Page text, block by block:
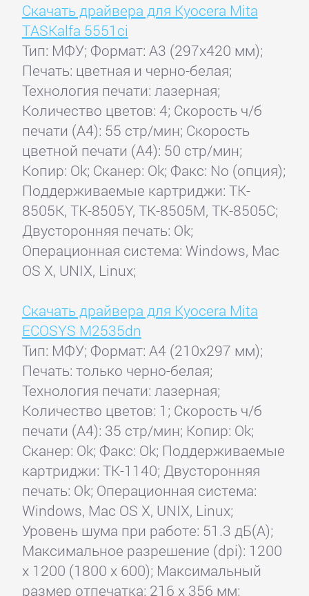
Скачать драйвера для Kyocera Mita
TASKalfa 5551ci
Тип: МФУ; Формат: A3 (297x420 мм);
Печать: цветная и черно-белая;
Технология печати: лазерная;
Количество цветов: 4; Скорость ч/б
печати (А4): 55 стр/мин; Скорость
цветной печати (А4): 50 стр/мин;
Копир: Ok; Сканер: Ok; Факс: No (опция);
Поддерживаемые картриджи: TK-
8505K, TK-8505Y, TK-8505M, TK-8505C;
Двусторонняя печать: Ok;
Операционная система: Windows, Mac
OS X, UNIX, Linux;
Скачать драйвера для Kyocera Mita
ECOSYS M2535dn
Тип: МФУ; Формат: A4 (210x297 мм);
Печать: только черно-белая;
Технология печати: лазерная;
Количество цветов: 1; Скорость ч/б
печати (А4): 35 стр/мин; Копир: Ok;
Сканер: Ok; Факс: Ok; Поддерживаемые
картриджи: TK-1140; Двусторонняя
печать: Ok; Операционная система:
Windows, Mac OS X, UNIX, Linux;
Уровень шума при работе: 51.3 дБ(А);
Максимальное разрешение (dpi): 1200
x 1200 (1800 х 600); Максимальный
размер отпечатка: 216 x 356 мм;